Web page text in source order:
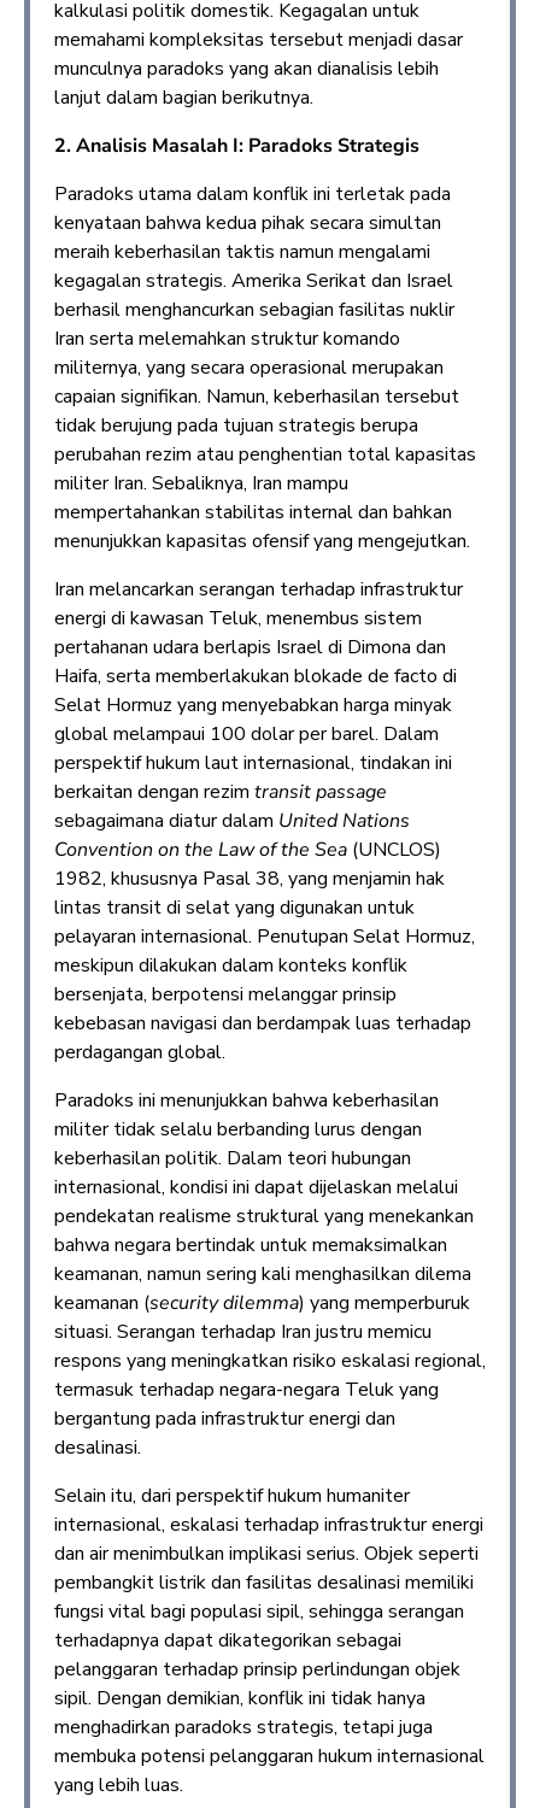
kalkulasi politik domestik. Kegagalan untuk
memahami kompleksitas tersebut menjadi dasar
munculnya paradoks yang akan dianalisis lebih
lanjut dalam bagian berikutnya.
2. Analisis Masalah I: Paradoks Strategis
Paradoks utama dalam konflik ini terletak pada
kenyataan bahwa kedua pihak secara simultan
meraih keberhasilan taktis namun mengalami
kegagalan strategis. Amerika Serikat dan Israel
berhasil menghancurkan sebagian fasilitas nuklir
Iran serta melemahkan struktur komando
militernya, yang secara operasional merupakan
capaian signifikan. Namun, keberhasilan tersebut
tidak berujung pada tujuan strategis berupa
perubahan rezim atau penghentian total kapasitas
militer Iran. Sebaliknya, Iran mampu
mempertahankan stabilitas internal dan bahkan
menunjukkan kapasitas ofensif yang mengejutkan.
Iran melancarkan serangan terhadap infrastruktur
energi di kawasan Teluk, menembus sistem
pertahanan udara berlapis Israel di Dimona dan
Haifa, serta memberlakukan blokade de facto di
Selat Hormuz yang menyebabkan harga minyak
global melampaui 100 dolar per barel. Dalam
perspektif hukum laut internasional, tindakan ini
berkaitan dengan rezim transit passage
sebagaimana diatur dalam United Nations
Convention on the Law of the Sea (UNCLOS)
1982, khususnya Pasal 38, yang menjamin hak
lintas transit di selat yang digunakan untuk
pelayaran internasional. Penutupan Selat Hormuz,
meskipun dilakukan dalam konteks konflik
bersenjata, berpotensi melanggar prinsip
kebebasan navigasi dan berdampak luas terhadap
perdagangan global.
Paradoks ini menunjukkan bahwa keberhasilan
militer tidak selalu berbanding lurus dengan
keberhasilan politik. Dalam teori hubungan
internasional, kondisi ini dapat dijelaskan melalui
pendekatan realisme struktural yang menekankan
bahwa negara bertindak untuk memaksimalkan
keamanan, namun sering kali menghasilkan dilema
keamanan (security dilemma) yang memperburuk
situasi. Serangan terhadap Iran justru memicu
respons yang meningkatkan risiko eskalasi regional,
termasuk terhadap negara-negara Teluk yang
bergantung pada infrastruktur energi dan
desalinasi.
Selain itu, dari perspektif hukum humaniter
internasional, eskalasi terhadap infrastruktur energi
dan air menimbulkan implikasi serius. Objek seperti
pembangkit listrik dan fasilitas desalinasi memiliki
fungsi vital bagi populasi sipil, sehingga serangan
terhadapnya dapat dikategorikan sebagai
pelanggaran terhadap prinsip perlindungan objek
sipil. Dengan demikian, konflik ini tidak hanya
menghadirkan paradoks strategis, tetapi juga
membuka potensi pelanggaran hukum internasional
yang lebih luas.